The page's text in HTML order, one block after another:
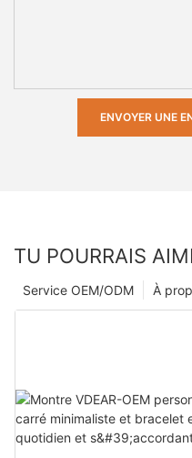
ENVOYER UNE
TU POURRAIS
À
Service OEM/ODM